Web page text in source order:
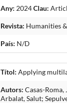
Any: 2024Clau:
Revista: Humanities
País: N/D
Títol: Applying
Autors: Casas-
Arbalat, Salut;